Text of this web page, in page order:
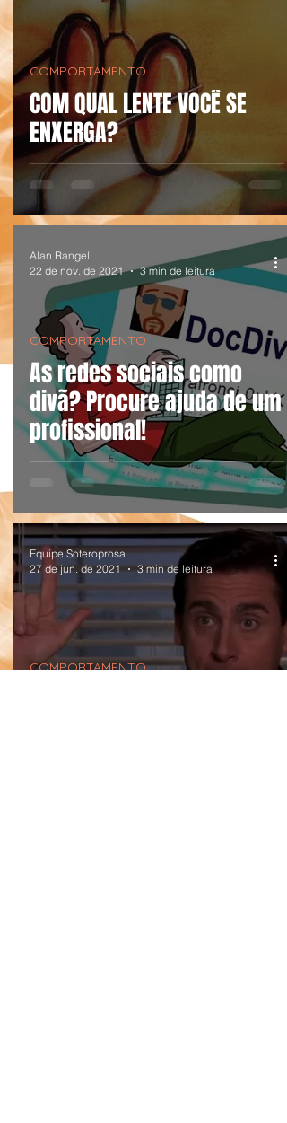
COM QUAL LENTE VOCÊ SE
ENXERGA?
COMPORTAMENTO
As redes sociais como
divã? Procure ajuda de um
profissional!
COMPORTAMENTO
Alan Rangel
22 de nov. de 2021
3 min de leitura
COMPORTAMENTO
Equipe Soteroprosa
27 de jun. de 2021
3 min de leitura